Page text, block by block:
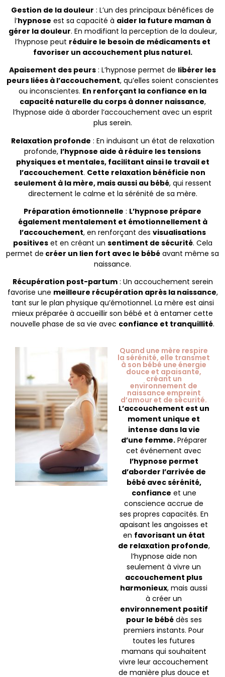
Gestion de la douleur : L’un des principaux bénéfices de
l’hypnose est sa capacité à aider la future maman à
gérer la douleur. En modifiant la perception de la douleur,
l’hypnose peut réduire le besoin de médicaments et
favoriser un accouchement plus naturel.
Apaisement des peurs : L’hypnose permet de libérer les
peurs liées à l’accouchement, qu’elles soient conscientes
ou inconscientes. En renforçant la confiance en la
capacité naturelle du corps à donner naissance,
l’hypnose aide à aborder l’accouchement avec un esprit
plus serein.
Relaxation profonde : En induisant un état de relaxation
profonde, l’hypnose aide à réduire les tensions
physiques et mentales, facilitant ainsi le travail et
l’accouchement. Cette relaxation bénéficie non
seulement à la mère, mais aussi au bébé, qui ressent
directement le calme et la sérénité de sa mère.
Préparation émotionnelle : L’hypnose prépare
également mentalement et émotionnellement à
l’accouchement, en renforçant des visualisations
positiveset en créant un sentiment de sécurité. Cela
permet de créer un lien fort avec le bébé avant même sa
naissance.
Récupération post-partum: Un accouchement serein
favorise une meilleure récupération après la naissance,
tant sur le plan physique qu’émotionnel. La mère est ainsi
mieux préparée à accueillir son bébé et à entamer cette
nouvelle phase de sa vie avec confiance et tranquillité.
Quand une mère respire
la sérénité, elle transmet
à son bébé une énergie
douce et apaisante,
créant un
environnement de
naissance empreint
d’amour et de sécurité.
L’accouchement est un
moment unique et
intense dans la vie
d’une femme.Préparer
cet événement avec
l’hypnose permet
d’aborder l’arrivée de
bébé avec sérénité,
confiance et une
conscience accrue de
ses propres capacités. En
apaisant les angoisses et
en favorisant un état
de relaxation profonde,
l’hypnose aide non
seulement à vivre un
accouchement plus
harmonieux, mais aussi
à créer un
environnement positif
pour le bébédès ses
premiers instants. Pour
toutes les futures
mamans qui souhaitent
vivre leur accouchement
de manière plus douce et